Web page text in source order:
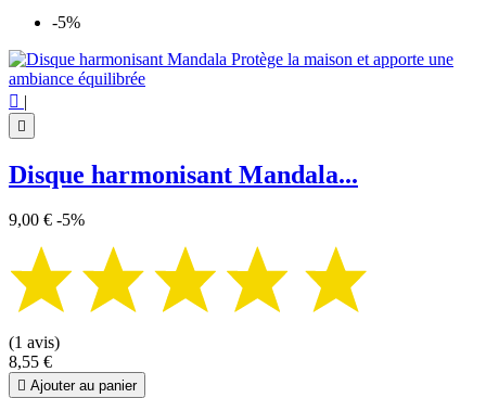
-5%
 |

Disque harmonisant Mandala...
9,00 € -5%
(1 avis)
8,55 €
 Ajouter au panier